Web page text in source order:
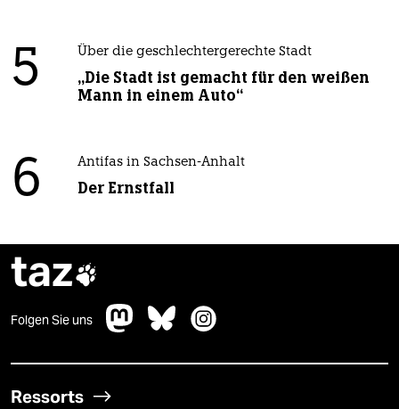
5 Über die geschlechtergerechte Stadt
„Die Stadt ist gemacht für den weißen
Mann in einem Auto“
6 Antifas in Sachsen-Anhalt
Der Ernstfall
taz
Folgen Sie uns
Ressorts